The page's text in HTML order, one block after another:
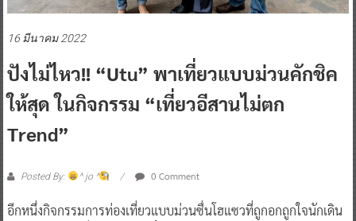
16 มีนาคม 2022
ปังไม่ไหว!! “utu” พาเที่ยวแบบม่วนคักชิค
ให้สุด ในกิจกรรม “เที่ยวอีสานไม่ตก
Trend”
Posted By: ^ jo ^ 0 Comment
อีกหนึ่งกิจกรรมการท่องเที่ยวแบบม่วนซื่นโฮแซวที่ถูกอกถูกใจนักเดิน